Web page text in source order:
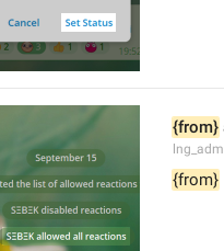
{from}
{from}